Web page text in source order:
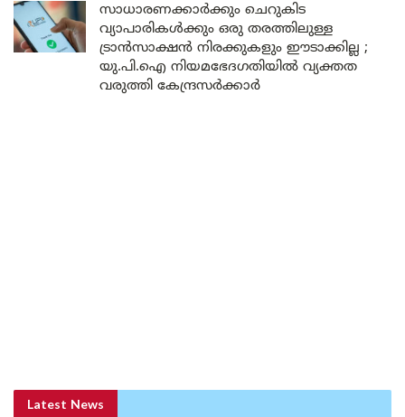
സാധാരണക്കാർക്കും ചെറുകിട
വ്യാപാരികൾക്കും ഒരു തരത്തിലുള്ള
ട്രാൻസാക്ഷൻ നിരക്കുകളും ഈടാക്കില്ല ;
യു.പി.ഐ നിയമഭേദഗതിയിൽ വ്യക്തത
വരുത്തി കേന്ദ്രസർക്കാർ
Latest News